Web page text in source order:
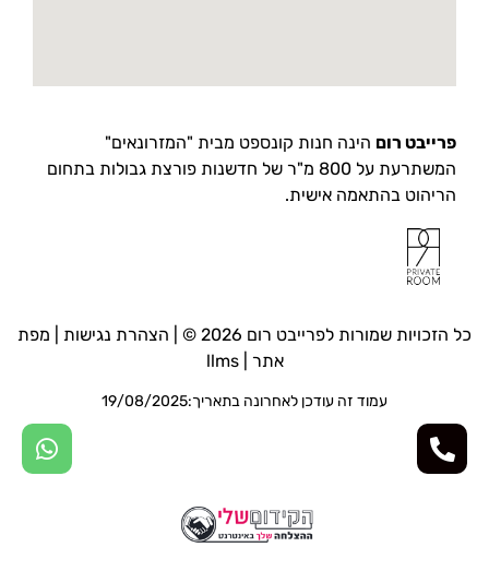
פרייבט רום הינה חנות קונספט מבית "המזרונאים"
המשתרעת על 800 מ"ר של חדשנות פורצת גבולות בתחום
הריהוט בהתאמה אישית.
כל הזכויות שמורות לפרייבט רום 2026 © | הצהרת נגישות
מפת
אתר |
llms
עמוד זה עודכן לאחרונה בתאריך:19/08/2025